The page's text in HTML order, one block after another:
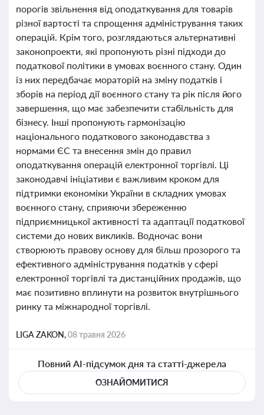
порогів звільнення від оподаткування для товарів
різної вартості та спрощення адміністрування таких
операцій. Крім того, розглядаються альтернативні
законопроекти, які пропонують різні підходи до
податкової політики в умовах воєнного стану. Один
із них передбачає мораторій на зміну податків і
зборів на період дії воєнного стану та рік після його
завершення, що має забезпечити стабільність для
бізнесу. Інші пропонують гармонізацію
національного податкового законодавства з
нормами ЄС та внесення змін до правил
оподаткування операцій електронної торгівлі. Ці
законодавчі ініціативи є важливим кроком для
підтримки економіки України в складних умовах
воєнного стану, сприяючи збереженню
підприємницької активності та адаптації податкової
системи до нових викликів. Водночас вони
створюють правову основу для більш прозорого та
ефективного адміністрування податків у сфері
електронної торгівлі та дистанційних продажів, що
має позитивно вплинути на розвиток внутрішнього
ринку та міжнародної торгівлі.
LIGA ZAKON,08 травня 2026
Повний AI-підсумок дня та статті-джерела
ОЗНАЙОМИТИСЯ